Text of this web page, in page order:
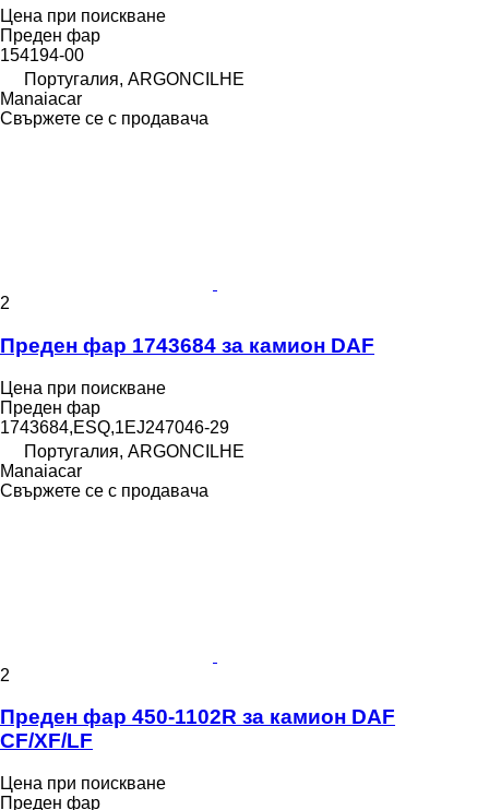
Цена при поискване
Преден фар
154194-00
Португалия, ARGONCILHE
Manaiacar
Свържете се с продавача
2
Преден фар 1743684 за камион DAF
Цена при поискване
Преден фар
1743684,ESQ,1EJ247046-29
Португалия, ARGONCILHE
Manaiacar
Свържете се с продавача
2
Преден фар 450-1102R за камион DAF
CF/XF/LF
Цена при поискване
Преден фар